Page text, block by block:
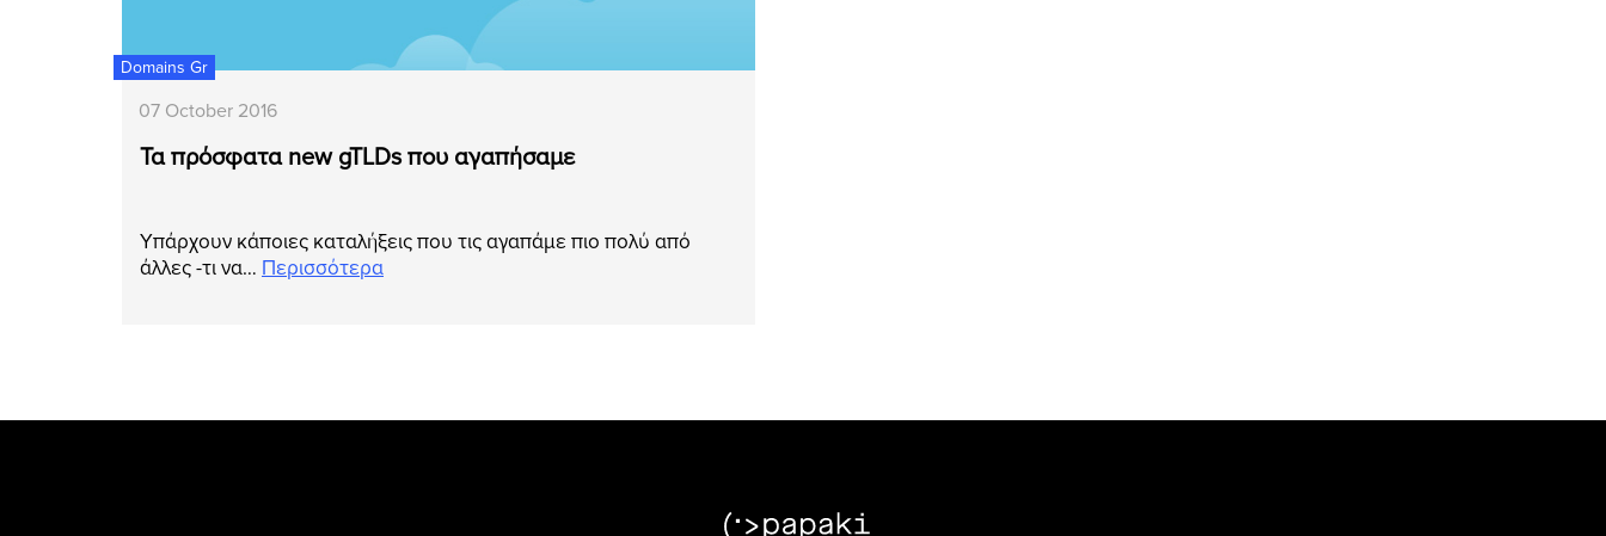
Domains Gr
07 October 2016
Τα πρόσφατα new gTLDs που αγαπήσαμε
Υπάρχουν κάποιες καταλήξεις που τις αγαπάμε πιο πολύ από
άλλες -τι να… Περισσότερα